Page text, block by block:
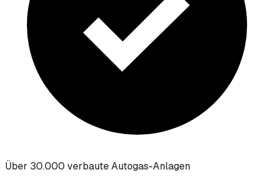
Über 30.000 verbaute Autogas-Anlagen